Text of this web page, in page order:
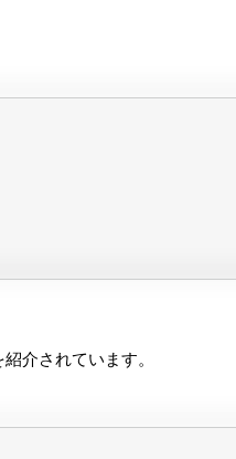
介されています。